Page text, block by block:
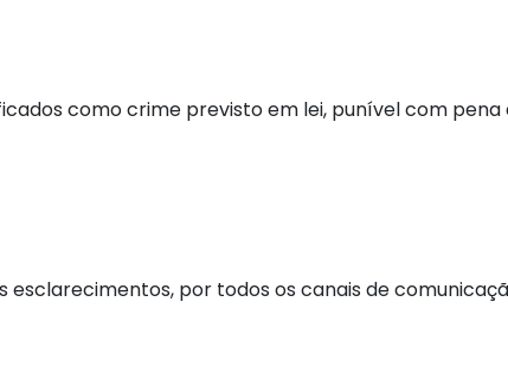
como crime previsto em lei, punível com pena
esclarecimentos, por todos os canais de